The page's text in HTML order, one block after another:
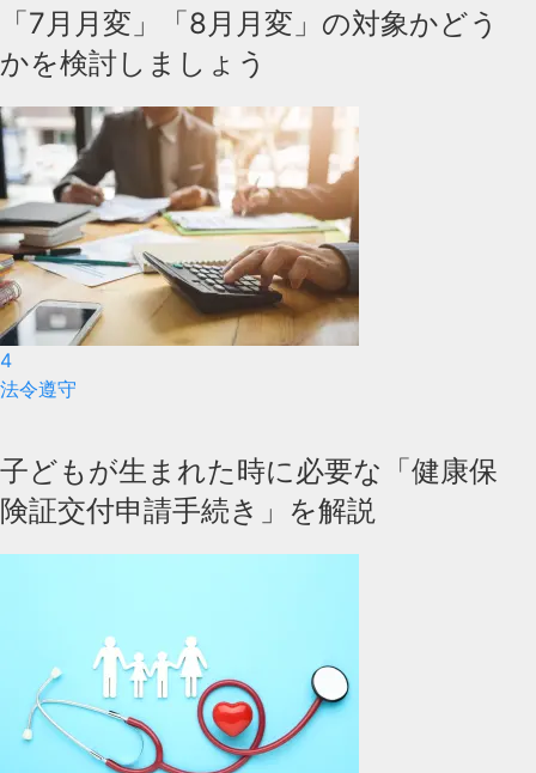
「7月月変」「8月月変」の対象かどう
かを検討しましょう
4
法令遵守
子どもが生まれた時に必要な「健康保
険証交付申請手続き」を解説